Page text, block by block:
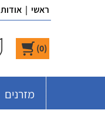
ראשי | אודות
(
0
)
מזרנים